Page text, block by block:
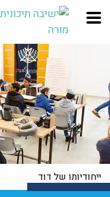
ייחודיותו של דוד